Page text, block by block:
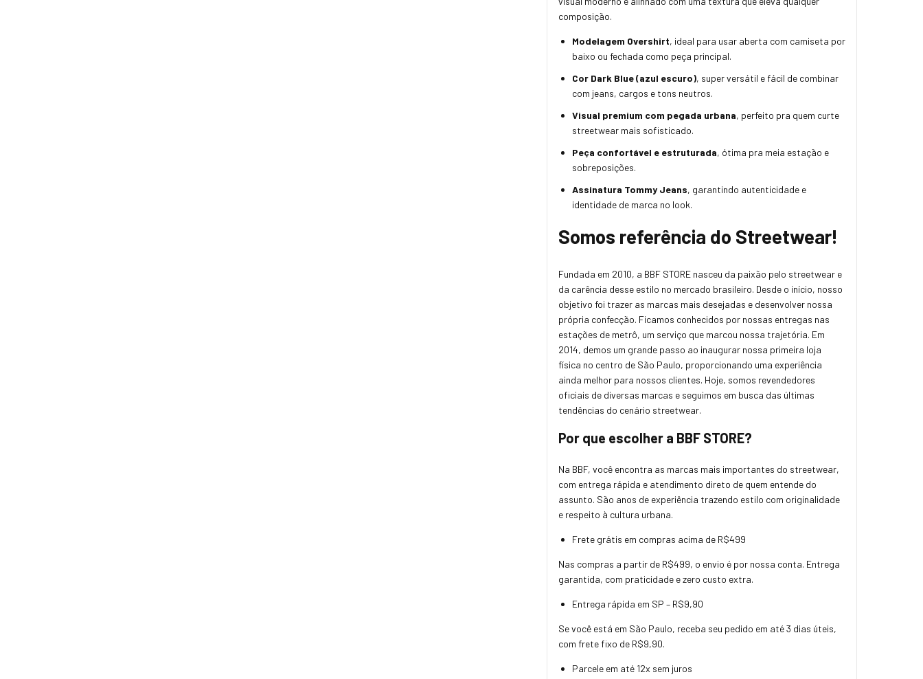
composição.
Modelagem Overshirt, ideal para usar aberta com camiseta por
baixo ou fechada como peça principal.
Cor Dark Blue (azul escuro), super versátil e fácil de combinar
com jeans, cargos e tons neutros.
Visual premium com pegada urbana, perfeito pra quem curte
streetwear mais sofisticado.
Peça confortável e estruturada, ótima pra meia estação e
sobreposições.
Assinatura Tommy Jeans, garantindo autenticidade e
identidade de marca no look.
Somos referência do Streetwear!
Fundada em 2010, a BBF STORE nasceu da paixão pelo streetwear e
da carência desse estilo no mercado brasileiro. Desde o início, nosso
objetivo foi trazer as marcas mais desejadas e desenvolver nossa
própria confecção. Ficamos conhecidos por nossas entregas nas
estações de metrô, um serviço que marcou nossa trajetória. Em
2014, demos um grande passo ao inaugurar nossa primeira loja
física no centro de São Paulo, proporcionando uma experiência
ainda melhor para nossos clientes. Hoje, somos revendedores
oficiais de diversas marcas e seguimos em busca das últimas
tendências do cenário streetwear.
Por que escolher a BBF STORE?
Na BBF, você encontra as marcas mais importantes do streetwear,
com entrega rápida e atendimento direto de quem entende do
assunto. São anos de experiência trazendo estilo com originalidade
e respeito à cultura urbana.
Frete grátis em compras acima de R$499
Nas compras a partir de R$499, o envio é por nossa conta. Entrega
garantida, com praticidade e zero custo extra.
Entrega rápida em SP – R$9,90
Se você está em São Paulo, receba seu pedido em até 3 dias úteis,
com frete fixo de R$9,90.
Parcele em até 12x sem juros